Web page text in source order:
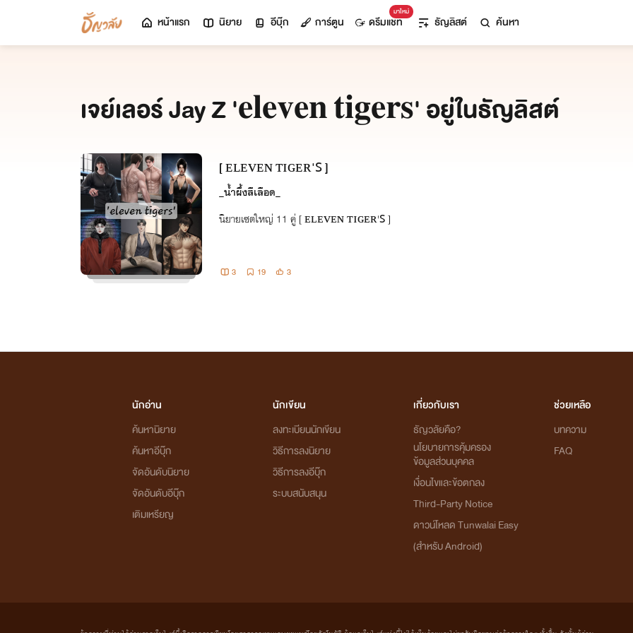
หน้าแรก นิยาย อีบุ๊ก การ์ตูน
มาใหม่
ดรีมแชท ธัญลิสต์ ค้นหา
เจย์เลอร์ Jay Z '𝐞𝐥𝐞𝐯𝐞𝐧 𝐭𝐢𝐠𝐞𝐫𝐬' อยู่ในธัญลิสต์
[ ᴇʟᴇᴠᴇɴ ᴛɪɢᴇʀ'ꜱ ]
_น้ำผึ้งสีเลือด_
นิยายเซตใหญ่ 11 คู่ [ ᴇʟᴇᴠᴇɴ ᴛɪɢᴇʀ'ꜱ ]
3 19 3
นักอ่าน
ค้นหานิยาย
ค้นหาอีบุ๊ก
จัดอันดับนิยาย
จัดอันดับอีบุ๊ก
เติมเหรียญ
นักเขียน
ลงทะเบียนนักเขียน
วิธีการลงนิยาย
วิธีการลงอีบุ๊ก
ระบบสนับสนุน
เกี่ยวกับเรา
ธัญวลัยคือ?
นโยบายการคุ้มครอง
ข้อมูลส่วนบุคคล
เงื่อนไขและข้อตกลง
Third-Party Notice
ดาวน์โหลด Tunwalai Easy
(สำหรับ Android)
ช่วยเหลือ
บทความ
FAQ